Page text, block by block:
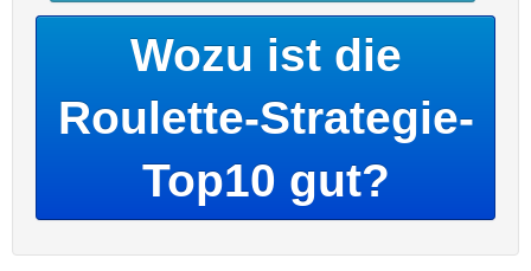
Wozu ist die
Roulette-Strategie-
Top10 gut?